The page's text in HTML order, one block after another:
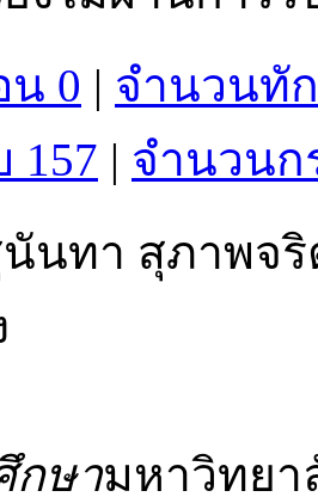
น 0 | จำนวนทั
157 | จำนวนก
นทา สุภาพจ
กษามหาวิทยา